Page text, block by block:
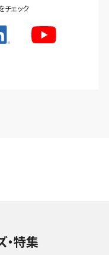
チェック
・特集